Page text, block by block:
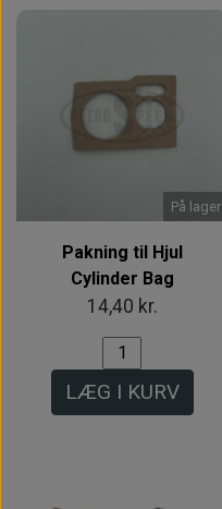
På lager
Pakning til Hjul
Cylinder Bag
14,40 kr.
LÆG I KURV